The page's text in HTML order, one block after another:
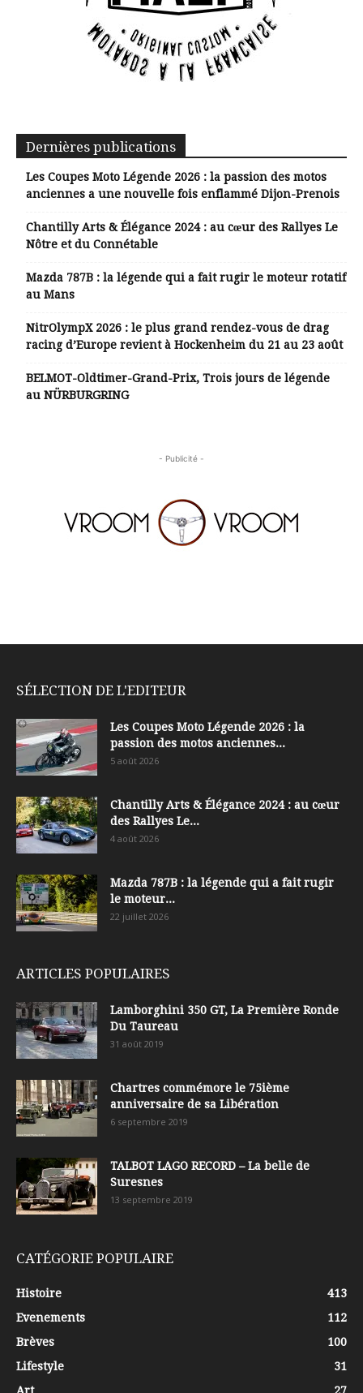
Dernières publications
Les Coupes Moto Légende 2026 : la passion des motos
anciennes a une nouvelle fois enflammé Dijon-Prenois
Chantilly Arts & Élégance 2024 : au cœur des Rallyes Le
Nôtre et du Connétable
Mazda 787B : la légende qui a fait rugir le moteur rotatif
au Mans
NitrOlympX 2026 : le plus grand rendez-vous de drag
racing d’Europe revient à Hockenheim du 21 au 23 août
BELMOT-Oldtimer-Grand-Prix, Trois jours de légende
au NÜRBURGRING
- Publicité -
SÉLECTION DE L'EDITEUR
Les Coupes Moto Légende 2026 : la
passion des motos anciennes...
5 août 2026
Chantilly Arts & Élégance 2024 : au cœur
des Rallyes Le...
4 août 2026
Mazda 787B : la légende qui a fait rugir
le moteur...
22 juillet 2026
ARTICLES POPULAIRES
Lamborghini 350 GT, La Première Ronde
Du Taureau
31 août 2019
Chartres commémore le 75ième
anniversaire de sa Libération
6 septembre 2019
TALBOT LAGO RECORD – La belle de
Suresnes
13 septembre 2019
CATÉGORIE POPULAIRE
Histoire
413
Evenements
112
Brèves
100
Lifestyle
31